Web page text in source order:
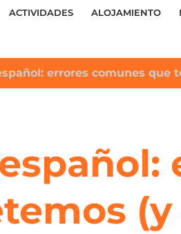
ACTIVIDADES ALOJAMIENTO
errores comunes que